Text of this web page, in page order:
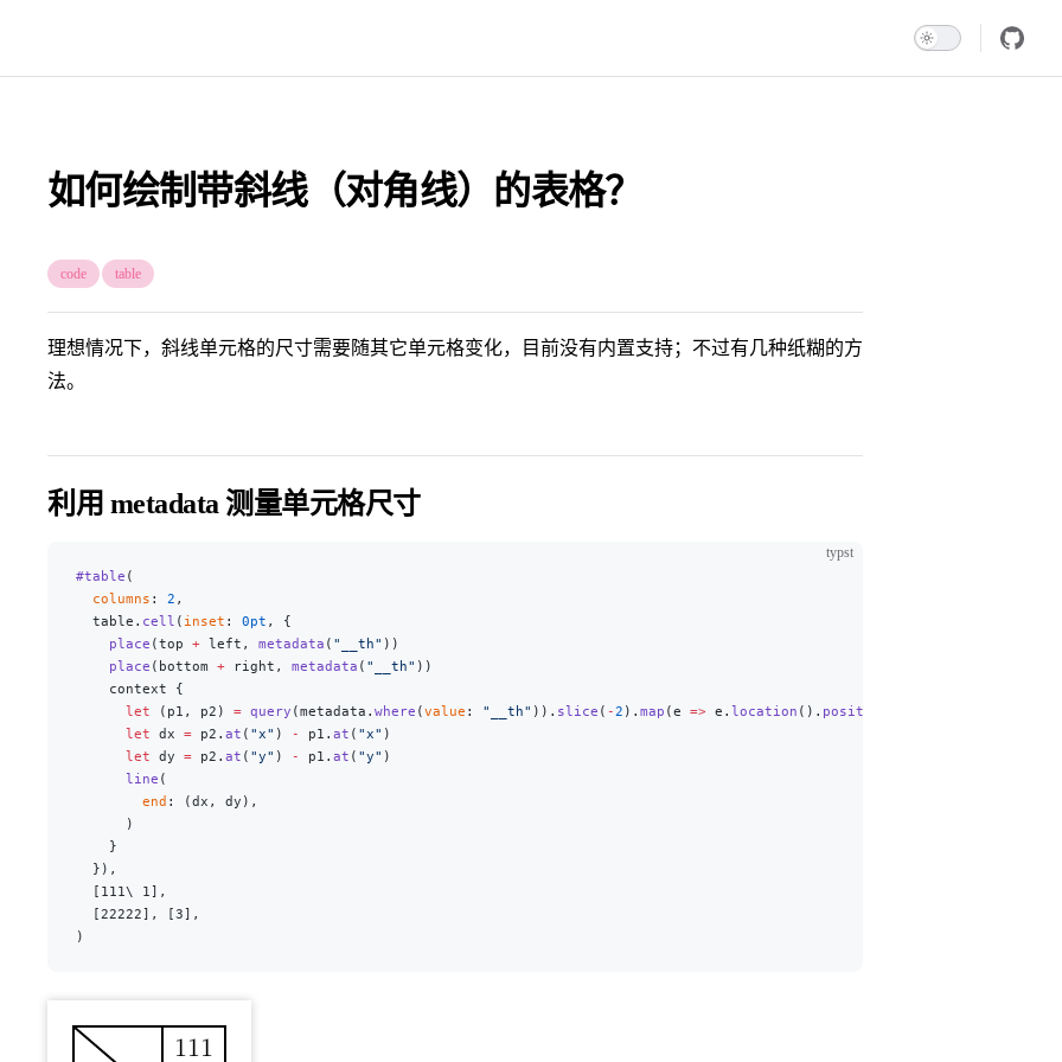
如何绘制带斜线（对角线）的表格？
code table
理想情况下，斜线单元格的尺寸需要随其它单元格变化，目前没有内置支持；不过有几种纸糊的方
法。
利用 metadata 测量单元格尺寸
typst
#table (
  columns
: 2 ,
  table.
cell ( inset : 0pt , {
    place
(top + left, metadata ( "__th" ))
    place
(bottom + right, metadata ( "__th" ))
    context {
      let
(p1, p2) = query (metadata. where (value : "__th" )). slice ( -2 ). map (e => e. location (). position
      let
dx = p2. at ( "x" ) - p1. at ( "x" )
      let
dy = p2. at ( "y" ) - p1. at ( "y" )
      line
(
        end
: (dx, dy),
      )
    }
  }),
  [111\ 1],
  [22222], [3],
)